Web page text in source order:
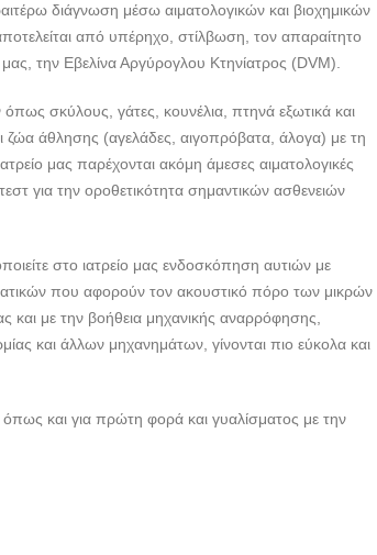
ΚΤΗΝΙΑΤΡΕΙΟ ΣΕΡΡΕΣ
doctors4u.gr
ΚΤΗΝΙΑΤΡΕΙΟ ΣΕΡΡΕΣ
| ANIMAL MEDCARE -
doctors4u.gr
| ANIMAL MEDCARE -
doctors4u.gr
ΚΤΗΝΙΑΤΡΕΙΟ ΣΕΡΡΕΣ
| ANIMAL MEDCARE -
| ANIMAL MEDCARE -
διάγνωση μέσω αιματολογικών και βιοχημικών
από υπέρηχο, στίλβωση, τον απαραίτητο
την Εβελίνα Αργύρογλου Κτηνίατρος (DVM).
σκύλους, γάτες, κουνέλια, πτηνά εξωτικά και
άθλησης (αγελάδες, αιγοπρόβατα, άλογα) με τη
μας παρέχονται ακόμη άμεσες αιματολογικές
για την οροθετικότητα σημαντικών ασθενειών
στο ιατρείο μας ενδοσκόπηση αυτιών με
που αφορούν τον ακουστικό πόρο των μικρών
και με την βοήθεια μηχανικής αναρρόφησης,
και άλλων μηχανημάτων, γίνονται πιο εύκολα και
και για πρώτη φορά και γυαλίσματος με την